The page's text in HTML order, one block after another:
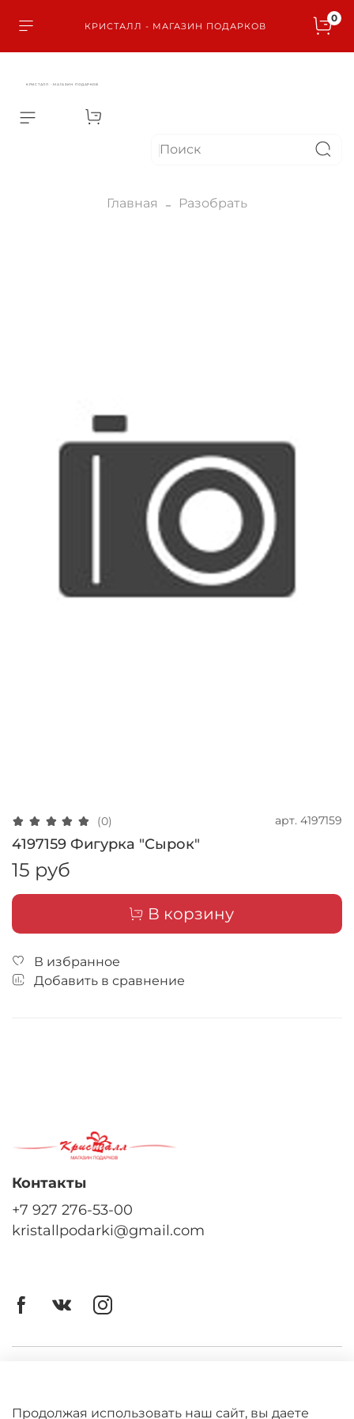
КРИСТАЛЛ - МАГАЗИН ПОДАРКОВ
0
КРИСТАЛЛ - МАГАЗИН ПОДАРКОВ
Главная Разобрать
(0) арт. 4197159
4197159 Фигурка "Сырок"
15 руб
В корзину
В избранное
Добавить в сравнение
Контакты
+7 927 276-53-00
kristallpodarki@gmail.com
Продолжая использовать наш сайт, вы даете